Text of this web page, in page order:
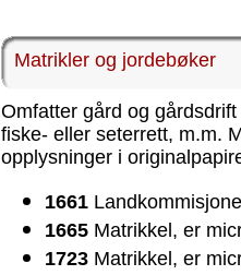
Matrikler og jordebøker
Omfatter gård og
fiske- eller seterrett, m.m.
opplysninger i
1661
1665 Matrikkel, er
1723 Matrikkel, er